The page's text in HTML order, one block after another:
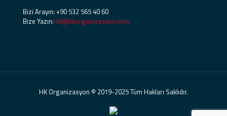
Bizi Arayın: +90 532 565 40 60
Bize Yazın: hk@hkorganizasyon.com
HK Organizasyon © 2019-2025 Tüm Hakları Saklıdır.